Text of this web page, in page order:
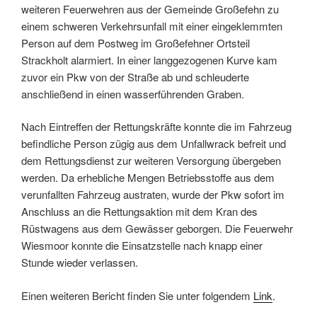
weiteren Feuerwehren aus der Gemeinde Großefehn zu
einem schweren Verkehrsunfall mit einer eingeklemmten
Person auf dem Postweg im Großefehner Ortsteil
Strackholt alarmiert. In einer langgezogenen Kurve kam
zuvor ein Pkw von der Straße ab und schleuderte
anschließend in einen wasserführenden Graben.
Nach Eintreffen der Rettungskräfte konnte die im Fahrzeug
befindliche Person zügig aus dem Unfallwrack befreit und
dem Rettungsdienst zur weiteren Versorgung übergeben
werden. Da erhebliche Mengen Betriebsstoffe aus dem
verunfallten Fahrzeug austraten, wurde der Pkw sofort im
Anschluss an die Rettungsaktion mit dem Kran des
Rüstwagens aus dem Gewässer geborgen. Die Feuerwehr
Wiesmoor konnte die Einsatzstelle nach knapp einer
Stunde wieder verlassen.
Einen weiteren Bericht finden Sie unter folgendem Link.